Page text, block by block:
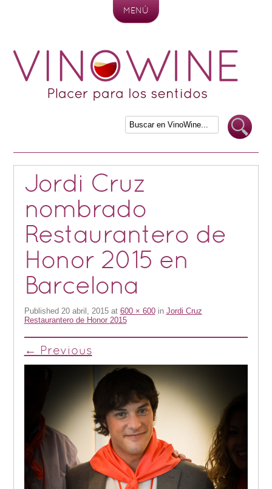
MENÚ
Jordi Cruz
nombrado
Restaurantero de
Honor 2015 en
Barcelona
Published 20 abril, 2015at 600 × 600in Jordi Cruz
Restaurantero de Honor 2015
← Previous